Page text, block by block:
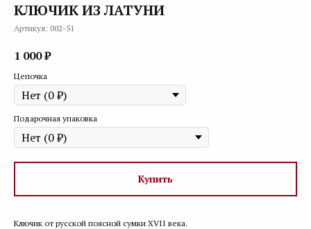
КЛЮЧИК ИЗ ЛАТУНИ
Артикул: 002-51
1 000₽
Цепочка
Подарочная упаковка
Купить
Ключик от русской поясной сумки XVII века.